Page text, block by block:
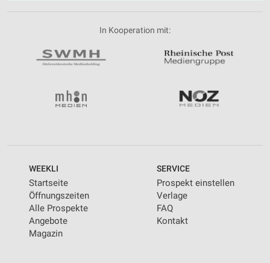
In Kooperation mit:
WEEKLI
Startseite
Öffnungszeiten
Alle Prospekte
Angebote
Magazin
SERVICE
Prospekt einstellen
Verlage
FAQ
Kontakt